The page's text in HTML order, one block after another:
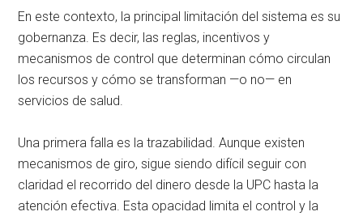
En este contexto, la principal limitación del sistema es su
gobernanza. Es decir, las reglas, incentivos y
mecanismos de control que determinan cómo circulan
los recursos y cómo se transforman —o no— en
servicios de salud.
Una primera falla es la trazabilidad. Aunque existen
mecanismos de giro, sigue siendo difícil seguir con
claridad el recorrido del dinero desde la UPC hasta la
atención efectiva. Esta opacidad limita el control y la